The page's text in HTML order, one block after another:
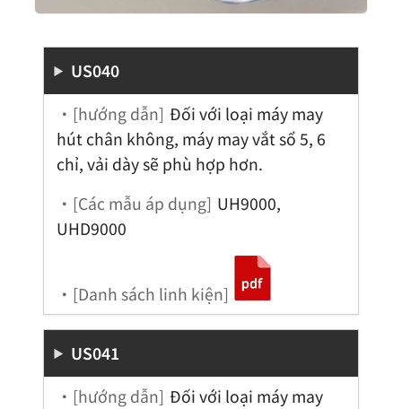
US040
・[hướng dẫn] Đối với loại máy may
hút chân không, máy may vắt sổ 5, 6
chỉ, vải dày sẽ phù hợp hơn.
・[Các mẫu áp dụng] UH9000,
UHD9000
・[Danh sách linh kiện]
US041
・[hướng dẫn] Đối với loại máy may